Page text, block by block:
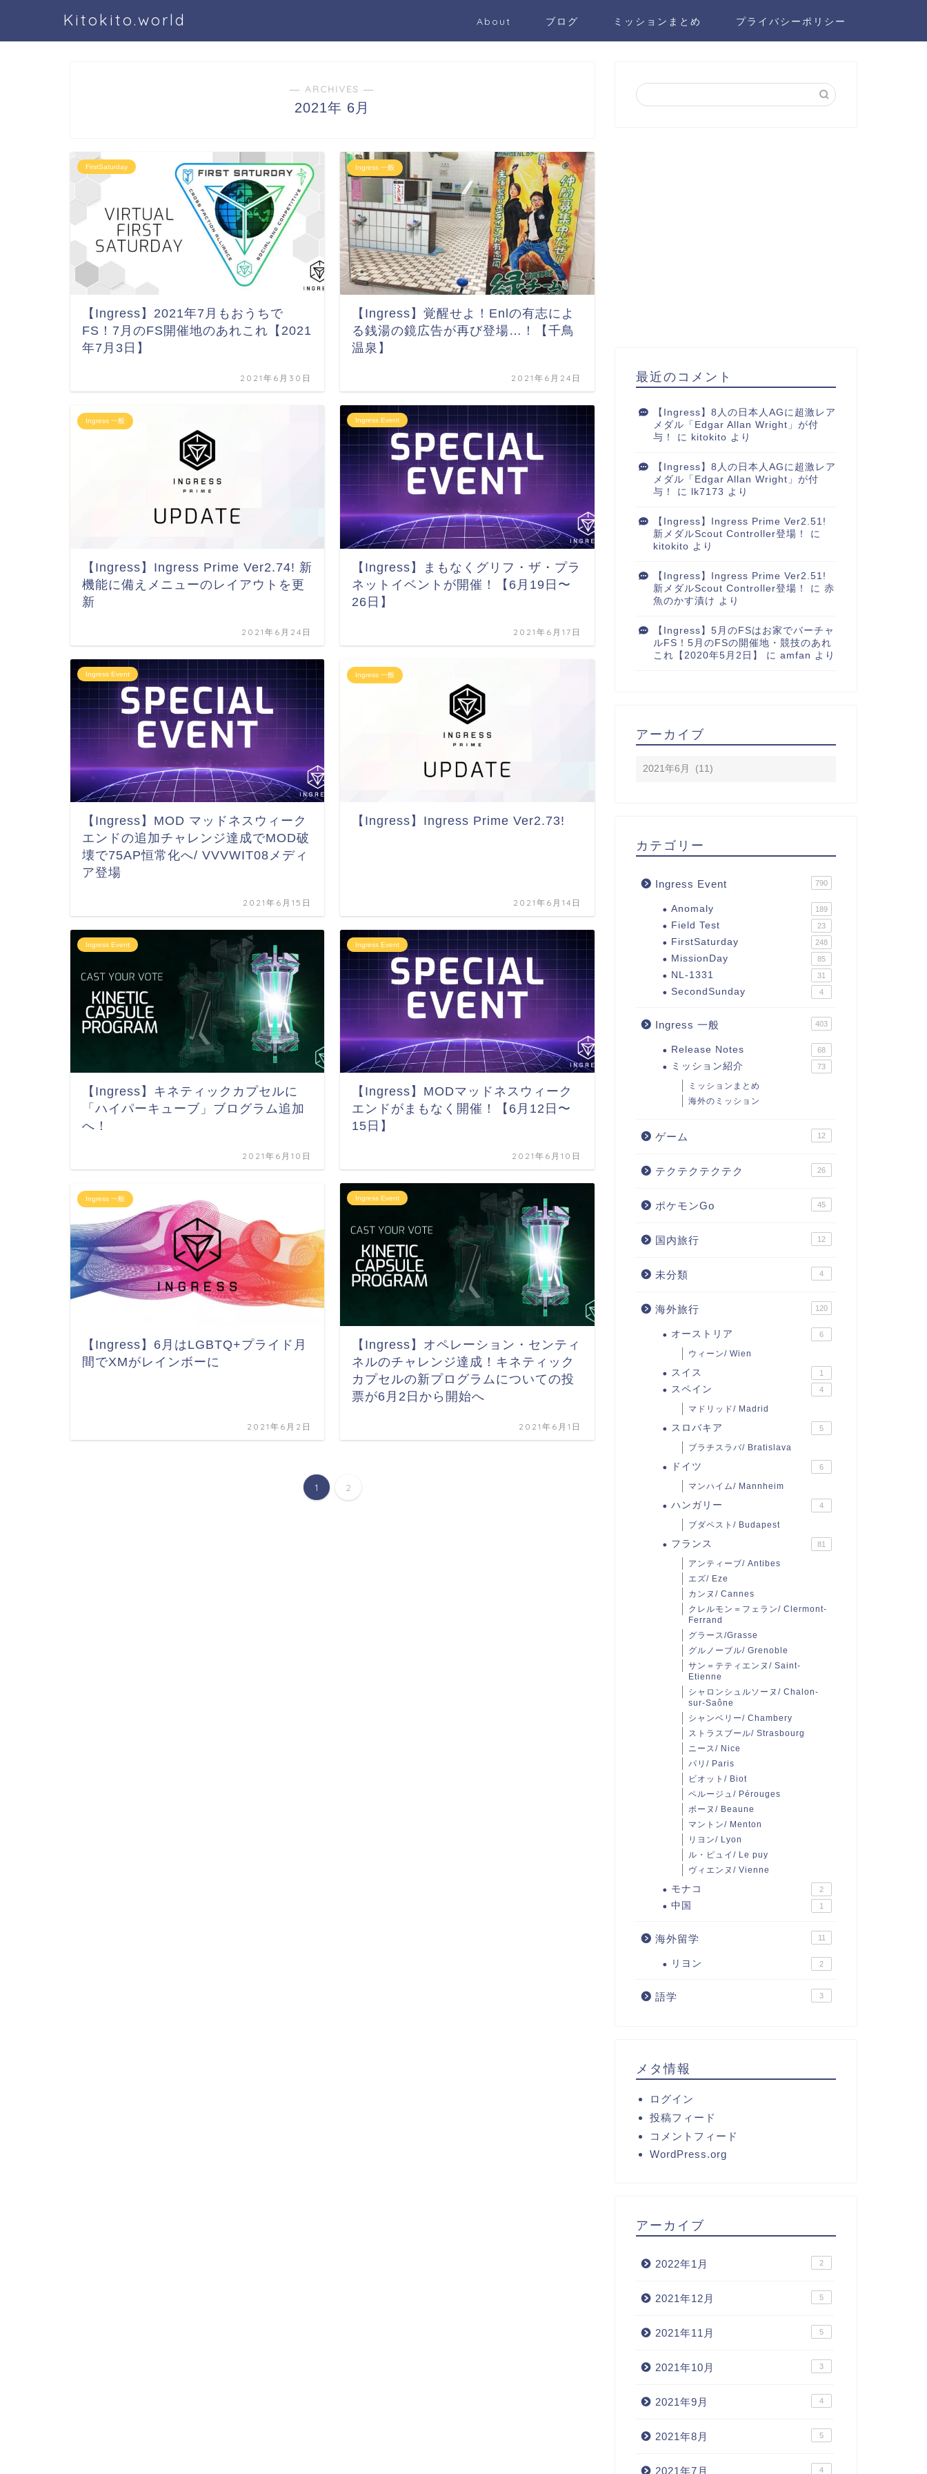
Kitokito.world About ブログ ミッションまとめ プライバシーポリシー
― ARCHIVES ―
2021年 6月
FirstSaturday
【Ingress】2021年7月もおうちで
FS！7月のFS開催地のあれこれ【2021
年7月3日】
2021年6月30日
Ingress 一般
【Ingress】覚醒せよ！Enlの有志によ
る銭湯の鏡広告が再び登場…！【千鳥
温泉】
2021年6月24日
Ingress 一般
【Ingress】Ingress Prime Ver2.74! 新
機能に備えメニューのレイアウトを更
新
2021年6月24日
Ingress Event
【Ingress】まもなくグリフ・ザ・プラ
ネットイベントが開催！【6月19日〜
26日】
2021年6月17日
Ingress Event
【Ingress】MOD マッドネスウィーク
エンドの追加チャレンジ達成でMOD破
壊で75AP恒常化へ/ VVVWIT08メディ
ア登場
2021年6月15日
Ingress 一般
【Ingress】Ingress Prime Ver2.73!
2021年6月14日
Ingress Event
【Ingress】キネティックカプセルに
「ハイパーキューブ」ブログラム追加
へ！
2021年6月10日
Ingress Event
【Ingress】MODマッドネスウィーク
エンドがまもなく開催！【6月12日〜
15日】
2021年6月10日
Ingress 一般
【Ingress】6月はLGBTQ+プライド月
間でXMがレインボーに
2021年6月2日
Ingress Event
【Ingress】オペレーション・センティ
ネルのチャレンジ達成！キネティック
カプセルの新プログラムについての投
票が6月2日から開始へ
2021年6月1日
1 2
最近のコメント
【Ingress】8人の日本人AGに超激レア
メダル「Edgar Allan Wright」が付
与！
に kitokito より
【Ingress】8人の日本人AGに超激レア
メダル「Edgar Allan Wright」が付
与！
に lk7173 より
【Ingress】Ingress Prime Ver2.51!
新メダルScout Controller登場！
に
kitokito より
【Ingress】Ingress Prime Ver2.51!
新メダルScout Controller登場！
に 赤
魚のかす漬け より
【Ingress】5月のFSはお家でバーチャ
ルFS！5月のFSの開催地・競技のあれ
これ【2020年5月2日】
に amfan より
アーカイブ
カテゴリー
Ingress Event 790
Anomaly 189
Field Test 23
FirstSaturday 248
MissionDay 85
NL-1331 31
SecondSunday 4
Ingress 一般 403
Release Notes 68
ミッション紹介 73
ミッションまとめ
海外のミッション
ゲーム 12
テクテクテクテク 26
ポケモンGo 45
国内旅行 12
未分類 4
海外旅行 120
オーストリア 6
ウィーン/ Wien
スイス 1
スペイン 4
マドリッド/ Madrid
スロバキア 5
ブラチスラバ/ Bratislava
ドイツ 6
マンハイム/ Mannheim
ハンガリー 4
ブダペスト/ Budapest
フランス 81
アンティーブ/ Antibes
エズ/ Eze
カンヌ/ Cannes
クレルモン＝フェラン/ Clermont-
Ferrand
グラース/Grasse
グルノーブル/ Grenoble
サン＝テティエンヌ/ Saint-
Etienne
シャロンシュルソーヌ/ Chalon-
sur-Saône
シャンベリー/ Chambery
ストラスブール/ Strasbourg
ニース/ Nice
パリ/ Paris
ビオット/ Biot
ペルージュ/ Pérouges
ボーヌ/ Beaune
マントン/ Menton
リヨン/ Lyon
ル・ピュイ/ Le puy
ヴィエンヌ/ Vienne
モナコ 2
中国 1
海外留学 11
リヨン 2
語学 3
メタ情報
ログイン
投稿フィード
コメントフィード
WordPress.org
アーカイブ
2022年1月 2
2021年12月 5
2021年11月 5
2021年10月 3
2021年9月 4
2021年8月 5
2021年7月 4